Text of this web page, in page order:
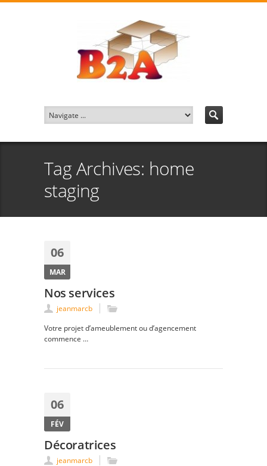
Tag Archives: home
staging
06
MAR
Nos services
jeanmarcb
Votre projet d’ameublement ou d’agencement
commence …
06
FÉV
Décoratrices
jeanmarcb